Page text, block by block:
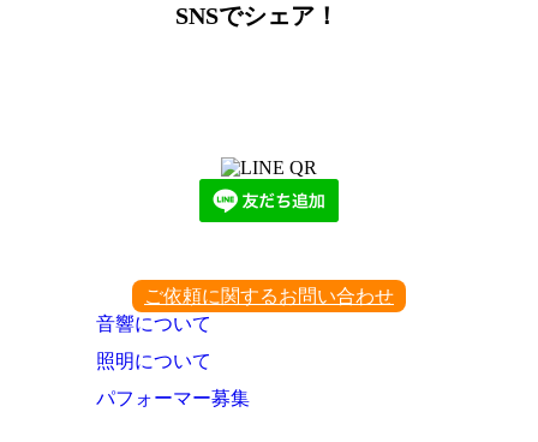
SNSでシェア！
ご依頼に関するお問い合わせ
音響について
照明について
パフォーマー募集